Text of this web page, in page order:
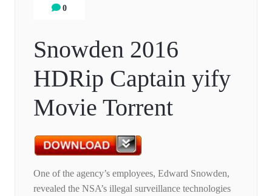
0
Snowden 2016
HDRip Captain yify
Movie Torrent
One of the agency’s employees, Edward Snowden,
revealed the NSA’s illegal surveillance technologies